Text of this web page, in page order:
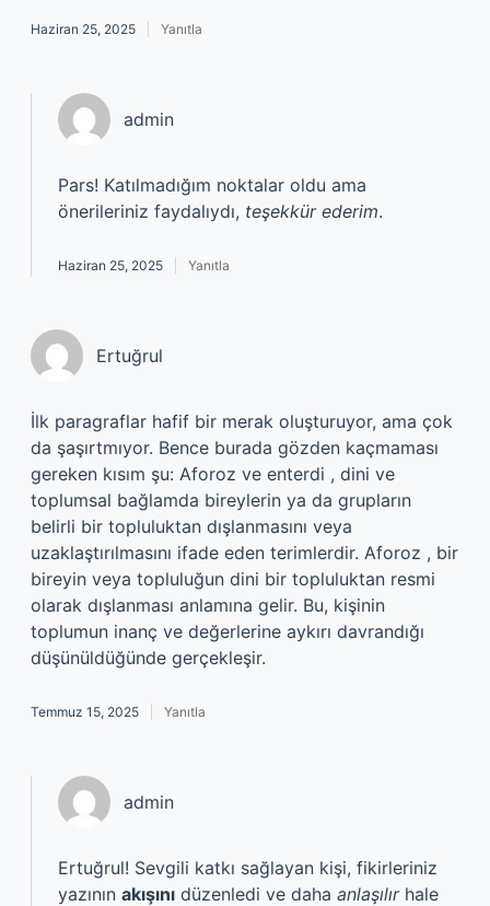
Haziran 25, 2025 Yanıtla
admin
Pars! Katılmadığım noktalar oldu ama
önerileriniz faydalıydı, teşekkür ederim.
Haziran 25, 2025 Yanıtla
Ertuğrul
İlk paragraflar hafif bir merak oluşturuyor, ama çok
da şaşırtmıyor. Bence burada gözden kaçmaması
gereken kısım şu: Aforoz ve enterdi , dini ve
toplumsal bağlamda bireylerin ya da grupların
belirli bir topluluktan dışlanmasını veya
uzaklaştırılmasını ifade eden terimlerdir. Aforoz , bir
bireyin veya topluluğun dini bir topluluktan resmi
olarak dışlanması anlamına gelir. Bu, kişinin
toplumun inanç ve değerlerine aykırı davrandığı
düşünüldüğünde gerçekleşir.
Temmuz 15, 2025 Yanıtla
admin
Ertuğrul! Sevgili katkı sağlayan kişi, fikirleriniz
yazının akışını düzenledi ve daha anlaşılırhale